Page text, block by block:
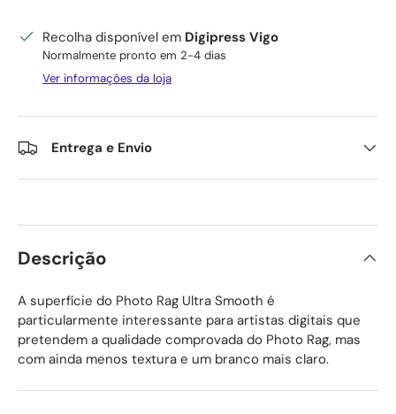
Recolha disponível em Digipress Vigo
Normalmente pronto em 2-4 dias
Ver informações da loja
Entrega e Envio
Descrição
A superfície do Photo Rag Ultra Smooth é
particularmente interessante para artistas digitais que
pretendem a qualidade comprovada do Photo Rag, mas
com ainda menos textura e um branco mais claro.